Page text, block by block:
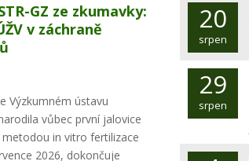
GZ ze zkumavky:
v záchraně
Výzkumném ústavu
vůbec první jalovice
in vitro fertilizace
2026, dokončuje
20
srpen
29
srpen